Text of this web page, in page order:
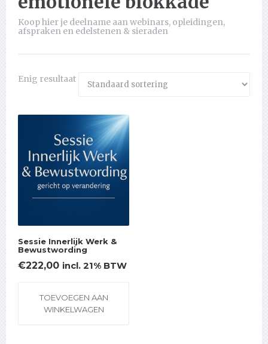
Koop hier je deelname aan webinars, opleidingen,
afspraken en edelstenen & sieraden
Enig resultaat
Sessie Innerlijk Werk &
Bewustwording
€222,00 incl. 21% BTW
TOEVOEGEN AAN
WINKELWAGEN